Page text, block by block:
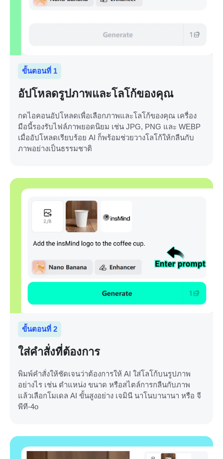
ขั้นตอนที่ 1
อัปโหลดรูปภาพและโลโก้ของคุณ
กดไอคอนอัปโหลดเพื่อเลือกภาพและโลโก้ของคุณ เครื่อง
มือนี้รองรับไฟล์ภาพยอดนิยม เช่น JPG, PNG และ WEBP
เมื่ออัปโหลดเรียบร้อย AI ก็พร้อมช่วยวางโลโก้ให้กลืนกับ
ภาพอย่างเป็นธรรมชาติ
ขั้นตอนที่ 2
ใส่คำสั่งที่ต้องการ
พิมพ์คำสั่งให้ชัดเจนว่าต้องการให้ AI ใส่โลโก้บนรูปภาพ
อย่างไร เช่น ตำแหน่ง ขนาด หรือสไตล์การกลืนกับภาพ
แล้วเลือกโมเดล AI ขั้นสูงอย่าง เจมินี นาโนบานานา หรือ จี
พีที-4o